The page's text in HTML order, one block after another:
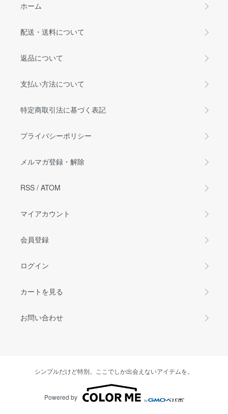
ホーム
配送・送料について
返品について
支払い方法について
特定商取引法に基づく表記
プライバシーポリシー
メルマガ登録・解除
RSS / ATOM
マイアカウント
会員登録
ログイン
カートを見る
お問い合わせ
シンプルだけど特別。ここでしか出会えないアイテムを。
Powered by